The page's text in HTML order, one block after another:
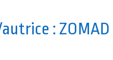
: ZOMAD